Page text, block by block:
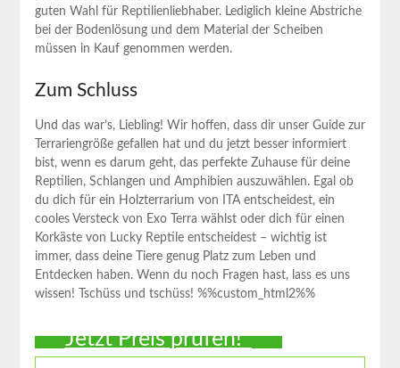
guten ⁣Wahl für Reptilienliebhaber. Lediglich kleine Abstriche
bei der Bodenlösung und dem Material der Scheiben
müssen in Kauf genommen ⁢werden.
Zum Schluss
Und das war’s, Liebling! Wir⁣ hoffen, dass dir unser Guide zur
⁢Terrariengröße gefallen hat und du jetzt besser informiert
bist, wenn es​ darum geht, das perfekte Zuhause für deine
Reptilien, Schlangen und Amphibien auszuwählen. Egal ob
du dich für‍ ein Holzterrarium von ITA entscheidest, ein
cooles Versteck von Exo Terra⁣ wählst oder dich für einen
Korkäste von Lucky ‌Reptile entscheidest – wichtig ‍ist
immer, dass deine Tiere genug​ Platz zum Leben und
Entdecken haben. Wenn du‌ noch Fragen hast, lass ⁤es⁤ uns
wissen! Tschüss und tschüss! %%custom_html2%%
Jetzt Preis prüfen!*